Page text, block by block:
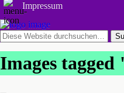
Impressum
Images